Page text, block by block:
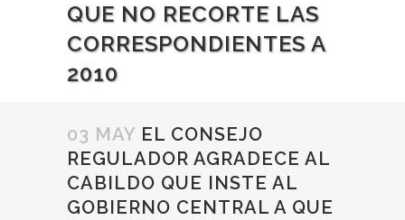
QUE NO RECORTE LAS
CORRESPONDIENTES A
2010
03 MAY EL CONSEJO
REGULADOR AGRADECE AL
CABILDO QUE INSTE AL
GOBIERNO CENTRAL A QUE